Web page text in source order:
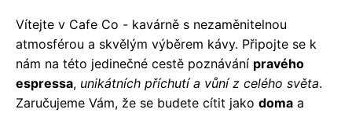
Vítejte v Cafe Co - kavárně s nezaměnitelnou
atmosférou a skvělým výběrem kávy. Připojte se k
nám na této jedinečné cestě poznávání pravého
espressa, unikátních příchutí a vůní z celého světa.
Zaručujeme Vám, že se budete cítit jako doma a